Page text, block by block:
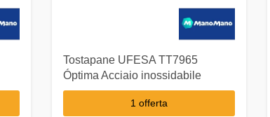
Tostapane UFESA TT7965
Óptima Acciaio inossidabile
1 offerta